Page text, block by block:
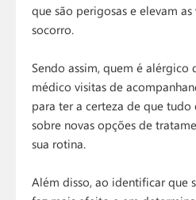
que são perigosas e elevam
socorro.
Sendo assim, quem é alérgico
médico visitas de
para ter a certeza de que tudo
sobre novas opções de
sua rotina.
Além disso, ao identificar que